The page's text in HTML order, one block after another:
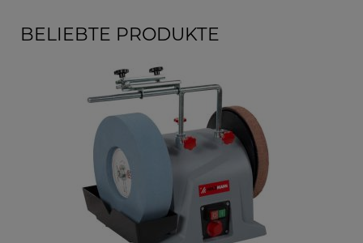
BELIEBTE PRODUKTE